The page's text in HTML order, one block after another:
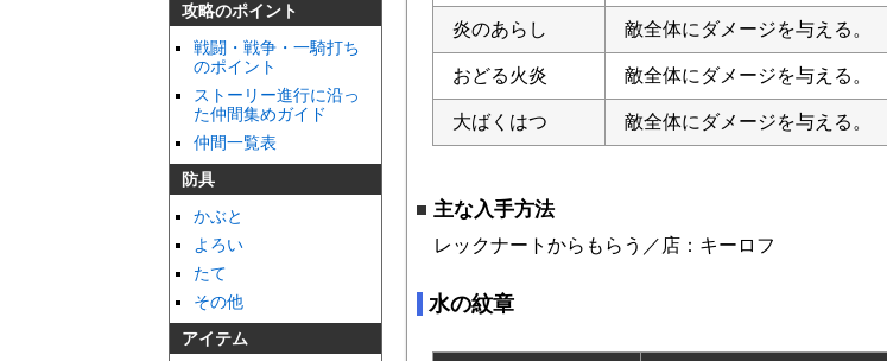
攻略のポイント
戦闘・戦争・一騎打ち
のポイント
ストーリー進行に沿っ
た仲間集めガイド
仲間一覧表
防具
かぶと
よろい
たて
その他
アイテム
炎のあらし 敵全体にダメージを与える。
おどる火炎 敵全体にダメージを与える。
大ばくはつ 敵全体にダメージを与える。
主な入手方法
レックナートからもらう／店：キーロフ
水の紋章